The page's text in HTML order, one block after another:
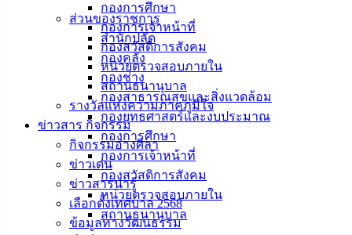
กองการศึกษา
กองการเจ้าหน้าที่
กองสวัสดิการสังคม
หน่วยตรวจสอบภายใน
สถานธนานุบาล
รางวัลแห่งความภาคภูมิใจ
ข่าวสาร กิจกรรม
กิจกรรมอ่างศิลา
ข่าวเด่น
ข่าวสารน่ารู้
เลือกตั้งเทศบาล 2568
ข้อมูลทางวัฒนธรรม
ส่วนของราชการ
สำนักปลัด
กองคลัง
กองช่าง
กองสาธารณสุขและสิ่งแวดล้อม
กองยุทธศาสตร์และงบประมาณ
กองการศึกษา
กองการเจ้าหน้าที่
กองสวัสดิการสังคม
หน่วยตรวจสอบภายใน
สถานธนานุบาล
เทศบาลเมือง
อ.เมือง จ.ชลบุรี
ติดต่อ :038-
142-100-104
บริการ
ประชาชน